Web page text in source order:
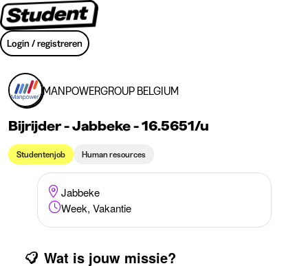
Login / registreren
MANPOWERGROUP BELGIUM
Bijrijder - Jabbeke - 16.5651/u
Studentenjob Human resources
Jabbeke
Week, Vakantie
Wat is jouw missie?